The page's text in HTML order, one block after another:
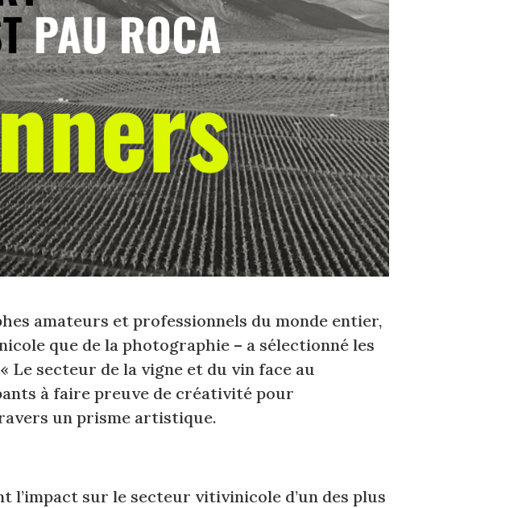
amateurs et professionnels du monde entier,
que de la photographie – a sélectionné les
Le secteur de la vigne et du vin face au
à faire preuve de créativité pour
un prisme artistique.
sur le secteur vitivinicole d’un des plus